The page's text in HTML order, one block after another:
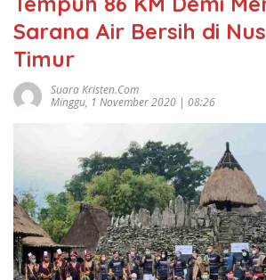
Sarana Air Bersih di
Timur
Suara Kristen.com
Minggu, 1 November 2020 | 08:26